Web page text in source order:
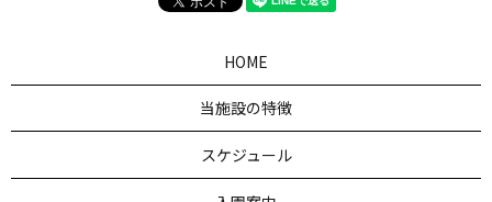
HOME
当施設の特徴
スケジュール